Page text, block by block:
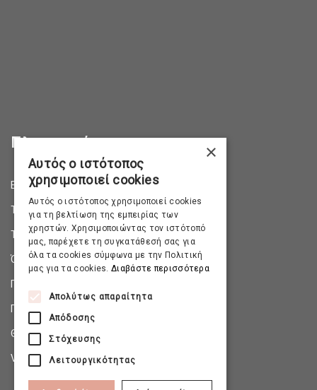
Πληροφορίες
Επικοινωνία
Τρόποι Αποστολής
Τρόποι Πληρωμής
Όροι & Προϋποθέσεις
Πολιτική Απορρήτου
Πολιτική Επιστροφών
Θέσεις Εργασίας
Virtual Tour
×
Αυτός ο ιστότοπος
χρησιμοποιεί cookies
Αυτός ο ιστότοπος χρησιμοποιεί cookies
για τη βελτίωση της εμπειρίας των
χρηστών. Χρησιμοποιώντας τον ιστότοπό
μας, παρέχετε τη συγκατάθεσή σας για
όλα τα cookies σύμφωνα με την Πολιτική
μας για τα cookies. Διαβάστε περισσότερα
Απολύτως απαραίτητα
Απόδοσης
Στόχευσης
Λειτουργικότητας